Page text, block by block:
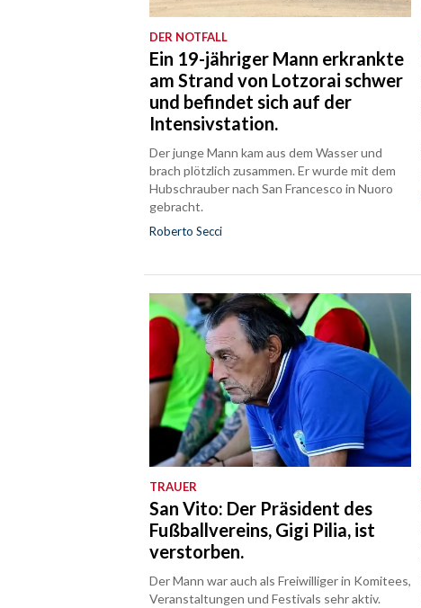
DER NOTFALL
Ein 19-jähriger Mann erkrankte
am Strand von Lotzorai schwer
und befindet sich auf der
Intensivstation.
Der junge Mann kam aus dem Wasser und
brach plötzlich zusammen. Er wurde mit dem
Hubschrauber nach San Francesco in Nuoro
gebracht.
Roberto Secci
TRAUER
San Vito: Der Präsident des
Fußballvereins, Gigi Pilia, ist
verstorben.
Der Mann war auch als Freiwilliger in Komitees,
Veranstaltungen und Festivals sehr aktiv.